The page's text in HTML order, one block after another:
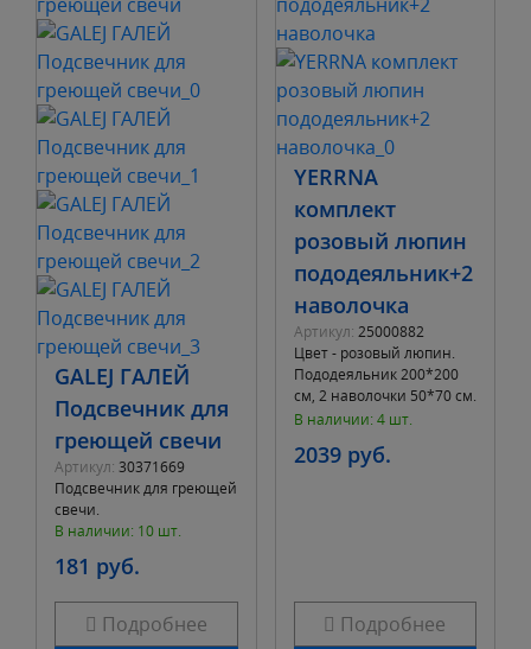
GALEJ ГАЛЕЙ
Подсвечник для
греющей свечи
Артикул: 30371669
Подсвечник для греющей
свечи.
В наличии: 10 шт.
181 руб.
Подробнее
YERRNA
комплект
розовый люпин
пододеяльник+2
наволочка
Артикул: 25000882
Цвет - розовый люпин.
Пододеяльник 200*200
см, 2 наволочки 50*70 см.
Состав ткани - хлопок.
перкал
В наличии: 4 шт.
2039 руб.
Подробнее